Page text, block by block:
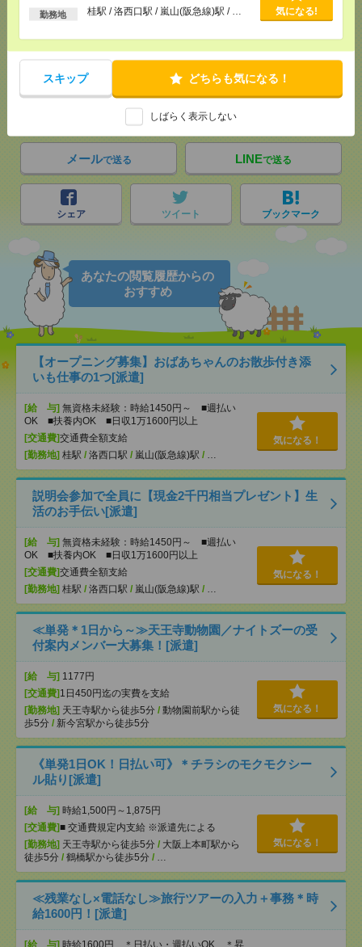
以上
勤務地 桂駅 / 洛西口駅 / 嵐山(阪急線)駅 / … 気になる!
スキップ どちらも気になる！
しばらく表示しない
応募ページへ
気になる！
メールで送る LINEで送る
シェア ツイート ブックマーク
あなたの閲覧履歴からの
おすすめ
【オープニング募集】おばあちゃんのお散歩付き添
いも仕事の1つ[派遣]
[給 与] 無資格未経験：時給1450円～ ■週払い
OK ■扶養内OK ■日収1万1600円以上
[交通費]交通費全額支給
[勤務地] 桂駅 / 洛西口駅 / 嵐山(阪急線)駅 / …
気になる！
説明会参加で全員に【現金2千円相当プレゼント】生
活のお手伝い[派遣]
[給 与] 無資格未経験：時給1450円～ ■週払い
OK ■扶養内OK ■日収1万1600円以上
[交通費]交通費全額支給
[勤務地] 桂駅 / 洛西口駅 / 嵐山(阪急線)駅 / …
気になる！
≪単発＊1日から～≫天王寺動物園／ナイトズーの受
付案内メンバー大募集！[派遣]
[給 与] 1177円
[交通費] 1日450円迄の実費を支給
[勤務地] 天王寺駅から徒歩5分 / 動物園前駅から徒
歩5分 / 新今宮駅から徒歩5分
気になる！
《単発1日OK！日払い可》＊チラシのモクモクシー
ル貼り[派遣]
[給 与] 時給1,500円～1,875円
[交通費]■ 交通費規定内支給 ※派遣先による
[勤務地] 天王寺駅から徒歩5分 / 大阪上本町駅から
徒歩5分 / 鶴橋駅から徒歩5分 / …
気になる！
≪残業なし×電話なし≫旅行ツアーの入力＋事務＊時
給1600円！[派遣]
[給 与] 時給1600円 ＊日払い・週払いOK ＊昇